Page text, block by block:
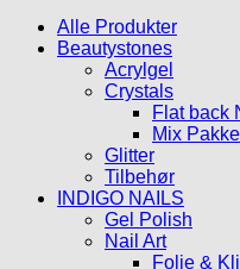
Alle Produkter
Beautystones
Acrylgel
Crystals
Flat back
Mix
Glitter
Tilbehør
INDIGO NAILS
Gel Polish
Nail Art
Folie &